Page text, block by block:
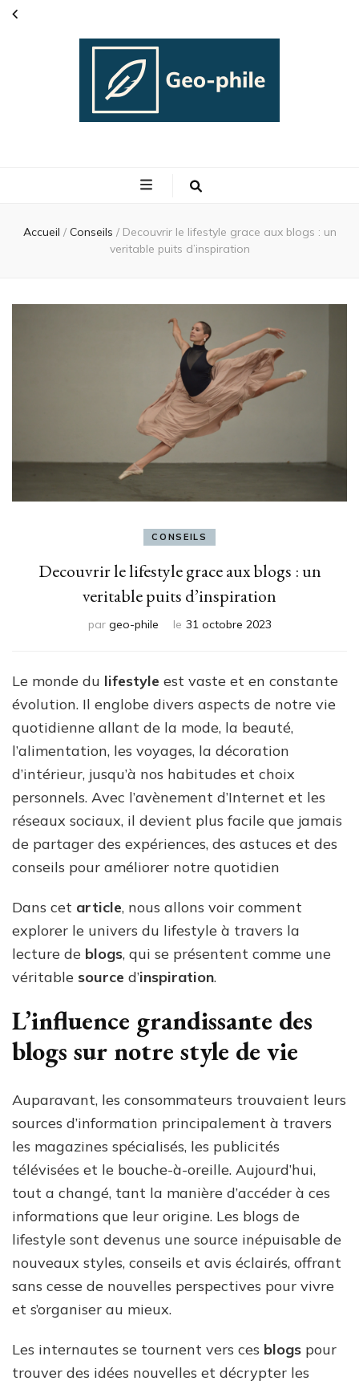
Accueil / Conseils / Decouvrir le lifestyle grace aux blogs : un
veritable puits d’inspiration
CONSEILS
Decouvrir le lifestyle grace aux blogs : un
veritable puits d’inspiration
par geo-phile le 31 octobre 2023
Le monde du lifestyle est vaste et en constante
évolution. Il englobe divers aspects de notre vie
quotidienne allant de la mode, la beauté,
l’alimentation, les voyages, la décoration
d’intérieur, jusqu’à nos habitudes et choix
personnels. Avec l’avènement d’Internet et les
réseaux sociaux, il devient plus facile que jamais
de partager des expériences, des astuces et des
conseils pour améliorer notre quotidien
Dans cet article, nous allons voir comment
explorer le univers du lifestyle à travers la
lecture de blogs, qui se présentent comme une
véritable source d’inspiration.
L’influence grandissante des
blogs sur notre style de vie
Auparavant, les consommateurs trouvaient leurs
sources d’information principalement à travers
les magazines spécialisés, les publicités
télévisées et le bouche-à-oreille. Aujourd’hui,
tout a changé, tant la manière d’accéder à ces
informations que leur origine. Les blogs de
lifestyle sont devenus une source inépuisable de
nouveaux styles, conseils et avis éclairés, offrant
sans cesse de nouvelles perspectives pour vivre
et s’organiser au mieux.
Les internautes se tournent vers ces blogs pour
trouver des idées nouvelles et décrypter les